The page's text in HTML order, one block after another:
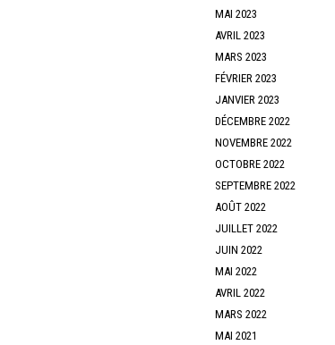
MAI 2023
AVRIL 2023
MARS 2023
FÉVRIER 2023
JANVIER 2023
DÉCEMBRE 2022
NOVEMBRE 2022
OCTOBRE 2022
SEPTEMBRE 2022
AOÛT 2022
JUILLET 2022
JUIN 2022
MAI 2022
AVRIL 2022
MARS 2022
MAI 2021